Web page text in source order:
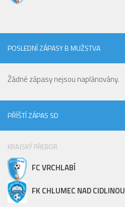
Zápasy
St. žáci
Zápasy SŽ 2025/26
Realizační tým
Zápasy
Ml. žáci
Hráči
POSLEDNÍ ZÁPASY B MUŽSTVA
Žádné zápasy nejsou naplánovány.
PŘÍŠTÍ ZÁPAS SD
KRAJSKÝ PŘEBOR
FC VRCHLABÍ
FK CHLUMEC NAD CIDLINOU